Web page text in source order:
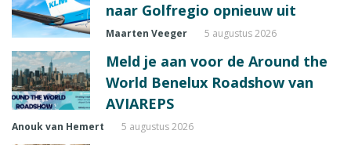
naar Golfregio opnieuw uit
Maarten Veeger 5 augustus 2026
Meld je aan voor de Around the
World Benelux Roadshow van
AVIAREPS
Anouk van Hemert 5 augustus 2026